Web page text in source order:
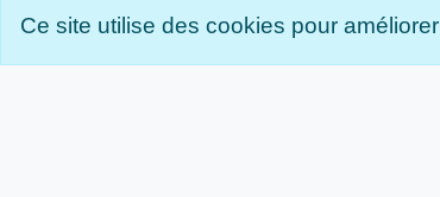
Ce site utilise des cookies pour
soient rédigés en utilisant
de l'autrice. Nous voulons